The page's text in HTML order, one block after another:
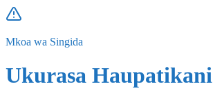
Mkoa wa Singida
Ukurasa Haupatikani